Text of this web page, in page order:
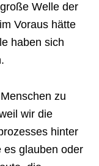
Welle der
Voraus hätte
haben sich
zu
wir die
hinter
es glauben oder